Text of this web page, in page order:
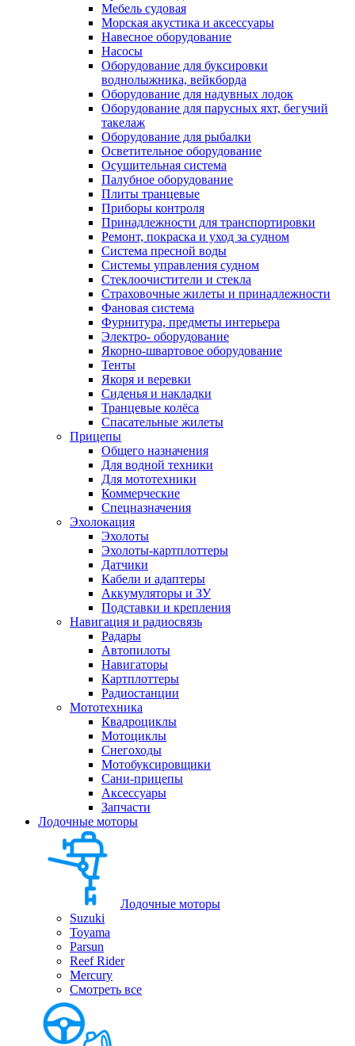
Мебель судовая
Морская акустика и аксессуары
Навесное оборудование
Насосы
Оборудование для буксировки
воднолыжника, вейкборда
Оборудование для надувных лодок
Оборудование для парусных яхт, бегучий
такелаж
Оборудование для рыбалки
Осветительное оборудование
Осушительная система
Палубное оборудование
Плиты транцевые
Приборы контроля
Принадлежности для транспортировки
Ремонт, покраска и уход за судном
Система пресной воды
Системы управления судном
Стеклоочистители и стекла
Страховочные жилеты и принадлежности
Фановая система
Фурнитура, предметы интерьера
Электро- оборудование
Якорно-швартовое оборудование
Тенты
Якоря и веревки
Сиденья и накладки
Транцевые колёса
Спасательные жилеты
Прицепы
Общего назначения
Для водной техники
Для мототехники
Коммерческие
Спецназначения
Эхолокация
Эхолоты
Эхолоты-картплоттеры
Датчики
Кабели и адаптеры
Аккумуляторы и ЗУ
Подставки и крепления
Навигация и радиосвязь
Радары
Автопилоты
Навигаторы
Картплоттеры
Радиостанции
Мототехника
Квадроциклы
Мотоциклы
Снегоходы
Мотобуксировщики
Сани-прицепы
Аксессуары
Запчасти
Лодочные моторы
Лодочные моторы
Suzuki
Toyama
Parsun
Reef Rider
Mercury
Смотреть все